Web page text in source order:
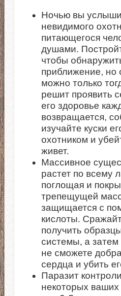
Ночью вы
невидимого
питающегося
душами.
чтобы
приближение, но
можно только
решит проявить
его здоровье
возвращается,
изучайте куски
охотником и
живет.
Массивное
растет по всему
поглощая и
трепещущей
защищается с
кислоты.
получить
системы, а затем
не сможете
сердца и убить
Паразит
некоторых ваших